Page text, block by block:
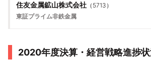
住友金属鉱山株式会社 （ 5713 ）
東証プライム非鉄金属
2020年度決算・経営戦略進捗